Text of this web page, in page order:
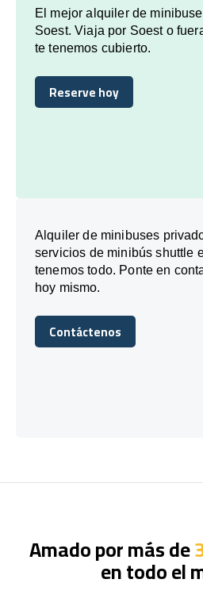
El mejor alquiler de
Soest. Viaja por Soest o
te tenemos cubierto.
Reserve hoy
Reserve hoy
Alquiler de minibuses
servicios de minibús shuttle
tenemos todo. Ponte en
hoy mismo.
Contáctenos
Contáctenos
Amado por más de
en todo el